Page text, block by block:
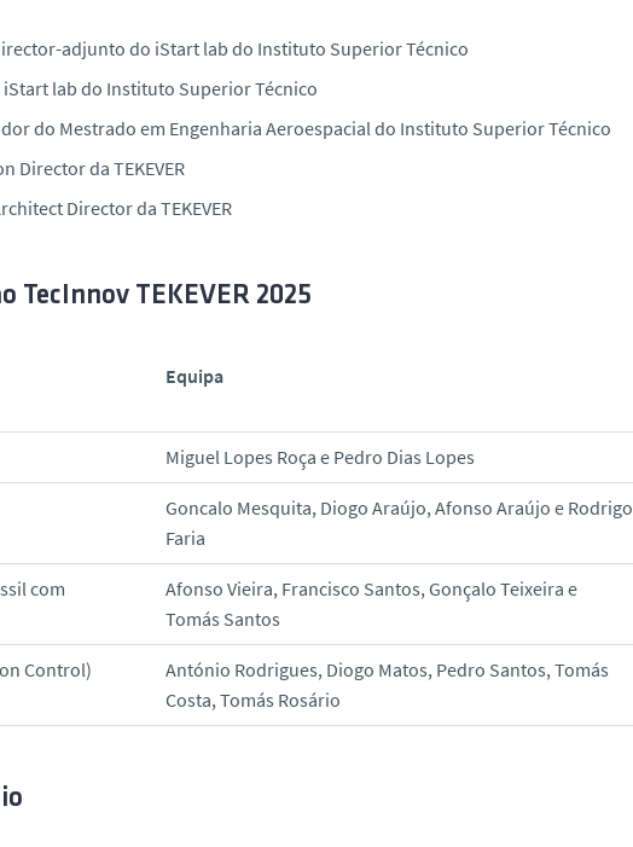
adjunto do iStart lab do Instituto Superior Técnico
lab do Instituto Superior Técnico
do Mestrado em Engenharia Aeroespacial do Instituto Superior Técnico
Director da TEKEVER
Director da TEKEVER
TecInnov TEKEVER 2025
Equipa
Miguel Lopes Roça e Pedro Dias Lopes
Goncalo Mesquita, Diogo Araújo, Afonso Araújo e Rodrigo
Faria
com
Afonso Vieira, Francisco Santos, Gonçalo Teixeira e
Tomás Santos
Control)
António Rodrigues, Diogo Matos, Pedro Santos, Tomás
Costa, Tomás Rosário